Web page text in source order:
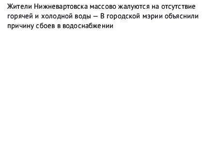
Жители Нижневартовска массово жалуются на отсутствие
горячей и холодной воды — В городской мэрии объяснили
причину сбоев в водоснабжении